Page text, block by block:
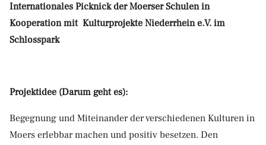
Internationales Picknick der Moerser Schulen in
Kooperation mit Kulturprojekte Niederrhein e.V. im
Schlosspark
Projektidee (Darum geht es):
Begegnung und Miteinander der verschiedenen Kulturen in
Moers erlebbar machen und positiv besetzen. Den